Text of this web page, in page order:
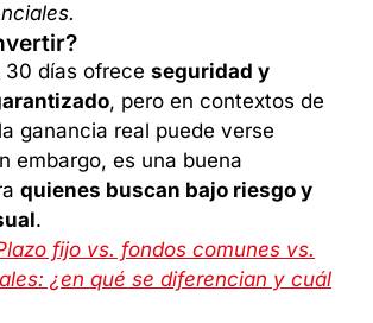
30 días ofreceseguridad y
, pero en contextos de
ganancia real puede verse
embargo, es una buena
quienes buscan bajo riesgo y
.
fijo vs. fondos comunes vs.
¿en qué se diferencian y cuál